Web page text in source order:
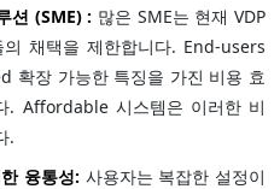
션 (SME) : 많은 SME는 현재 VDP
채택을 제한합니다. End-users
확장 가능한 특징을 가진 비용 효
. Affordable 시스템은 이러한 비
.
융통성: 사용자는 복잡한 설정이